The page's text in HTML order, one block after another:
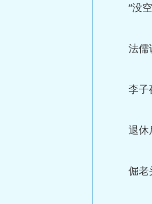
“没空
法儒说
李子夜
退休后
倔老